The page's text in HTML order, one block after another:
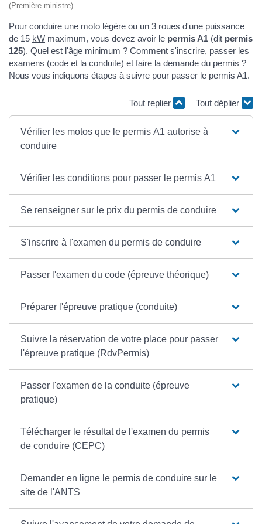
(Première ministre)
Pour conduire une moto légère ou un 3 roues d'une puissance
de 15 kW maximum, vous devez avoir le permis A1 (dit permis
125). Quel est l'âge minimum ? Comment s'inscrire, passer les
examens (code et la conduite) et faire la demande du permis ?
Nous vous indiquons étapes à suivre pour passer le permis A1.
Tout replier Tout déplier
Vérifier les motos que le permis A1 autorise à
conduire
Vérifier les conditions pour passer le permis A1
Se renseigner sur le prix du permis de conduire
S'inscrire à l'examen du permis de conduire
Passer l'examen du code (épreuve théorique)
Préparer l'épreuve pratique (conduite)
Suivre la réservation de votre place pour passer
l'épreuve pratique (RdvPermis)
Passer l'examen de la conduite (épreuve
pratique)
Télécharger le résultat de l'examen du permis
de conduire (CEPC)
Demander en ligne le permis de conduire sur le
site de l'ANTS